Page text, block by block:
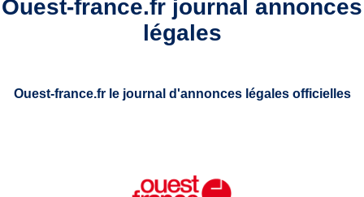
Ouest-france.fr journal annonces
légales
Ouest-france.fr le journal d'annonces légales officielles